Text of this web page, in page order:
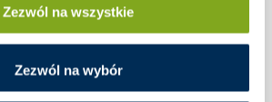
Zezwól na wszystkie
Zezwól na wybór